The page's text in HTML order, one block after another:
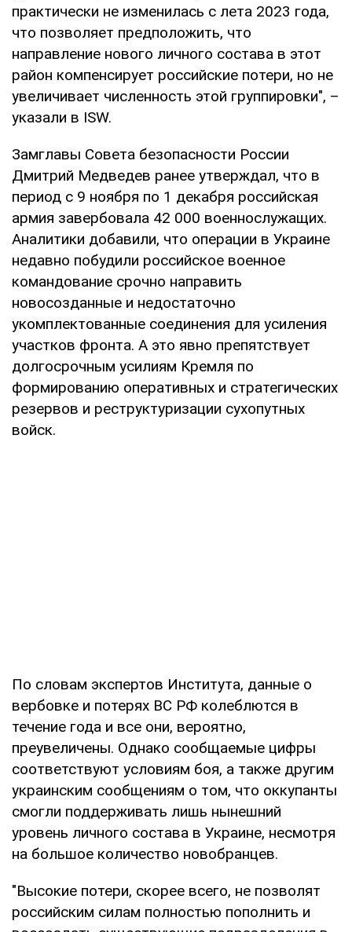
практически не изменилась с лета 2023 года,
что позволяет предположить, что
направление нового личного состава в этот
район компенсирует российские потери, но не
увеличивает численность этой группировки", –
указали в ISW.
Замглавы Совета безопасности России
Дмитрий Медведев ранее утверждал, что в
период с 9 ноября по 1 декабря российская
армия завербовала 42 000 военнослужащих.
Аналитики добавили, что операции в Украине
недавно побудили российское военное
командование срочно направить
новосозданные и недостаточно
укомплектованные соединения для усиления
участков фронта. А это явно препятствует
долгосрочным усилиям Кремля по
формированию оперативных и стратегических
резервов и реструктуризации сухопутных
войск.
По словам экспертов Института, данные о
вербовке и потерях ВС РФ колеблются в
течение года и все они, вероятно,
преувеличены. Однако сообщаемые цифры
соответствуют условиям боя, а также другим
украинским сообщениям о том, что оккупанты
смогли поддерживать лишь нынешний
уровень личного состава в Украине, несмотря
на большое количество новобранцев.
"Высокие потери, скорее всего, не позволят
российским силам полностью пополнить и